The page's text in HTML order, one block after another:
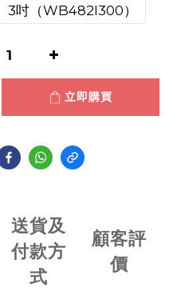
3吋（WB482I300）
立即購買
送貨及
付款方
式
顧客評
價